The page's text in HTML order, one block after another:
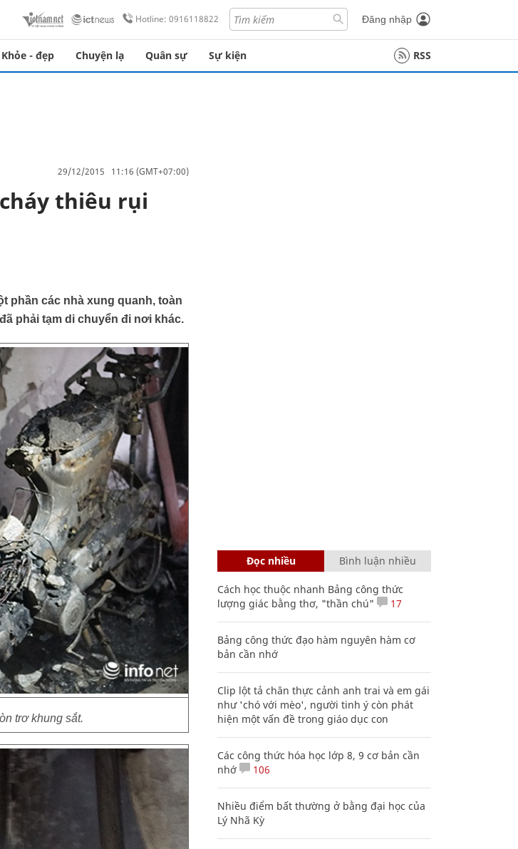
Hotline: 0916118822 Đăng nhập
Khỏe - đẹp Chuyện lạ Quân sự Sự kiện RSS
29/12/2015 11:16 (GMT+07:00)
thiêu rụi
phần các nhà xung quanh, toàn
phải tạm di chuyển đi nơi khác.
trơ khung sắt.
Đọc nhiều Bình luận nhiều
Cách học thuộc nhanh Bảng công thức
lượng giác bằng thơ, "thần chú"
17
Bảng công thức đạo hàm nguyên hàm cơ
bản cần nhớ
Clip lột tả chân thực cảnh anh trai và em gái
như 'chó với mèo', người tinh ý còn phát
hiện một vấn đề trong giáo dục con
Các công thức hóa học lớp 8, 9 cơ bản cần
nhớ
106
Nhiều điểm bất thường ở bằng đại học của
Lý Nhã Kỳ